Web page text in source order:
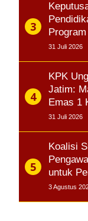
31 Juli 2026
KPK
Jatim:
Emas 1
31 Juli 2026
Koalisi
untuk
3 Agustus